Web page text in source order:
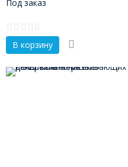
Под заказ
В корзину